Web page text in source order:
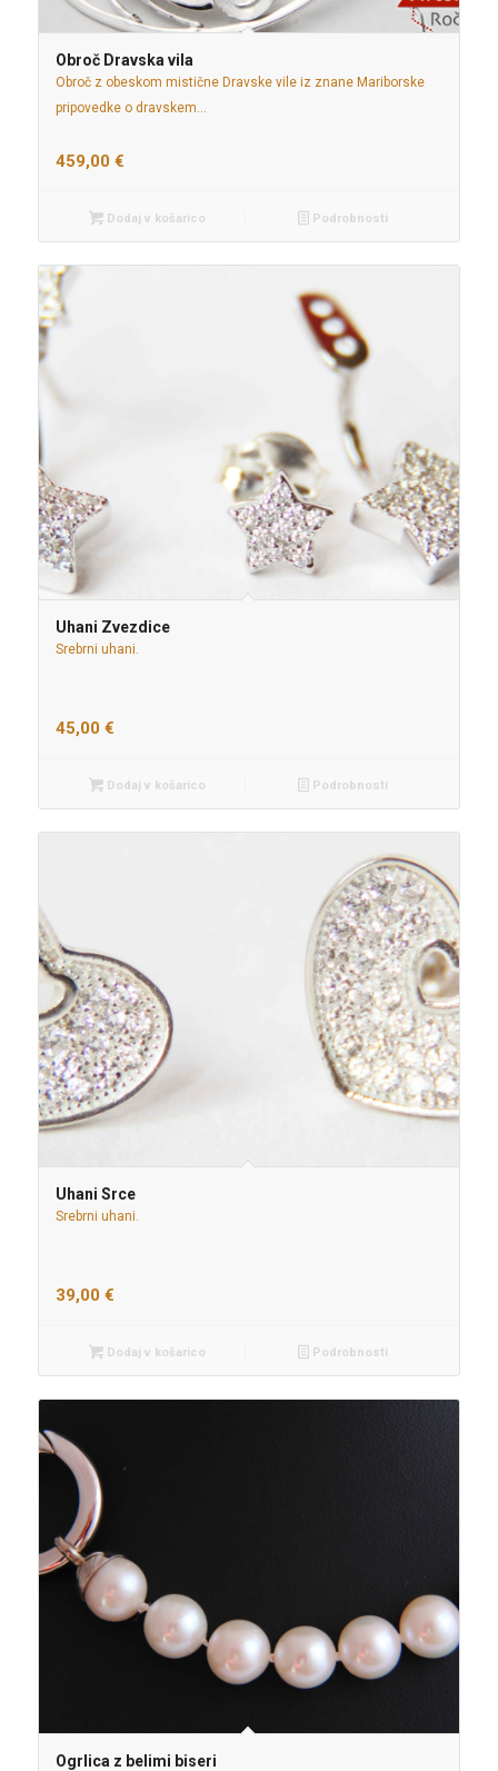
Obroč Dravska vila
Obroč z obeskom mistične Dravske vile iz znane Mariborske
pripovedke o dravskem…
459,00 €
Dodaj v košarico Podrobnosti
Uhani Zvezdice
Srebrni uhani.
45,00 €
Dodaj v košarico Podrobnosti
Uhani Srce
Srebrni uhani.
39,00 €
Dodaj v košarico Podrobnosti
Ogrlica z belimi biseri